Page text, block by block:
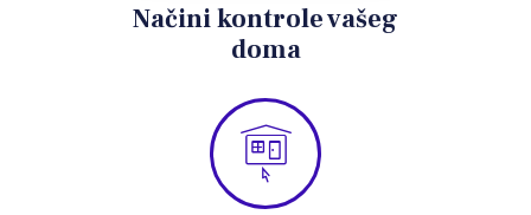
Načini kontrolevašeg
doma